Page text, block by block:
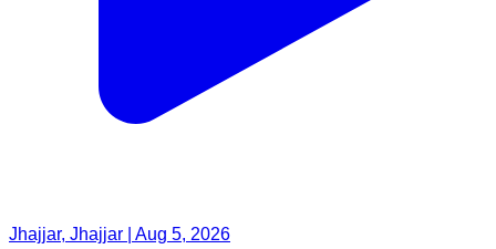
Jhajjar, Jhajjar | Aug 5, 2026